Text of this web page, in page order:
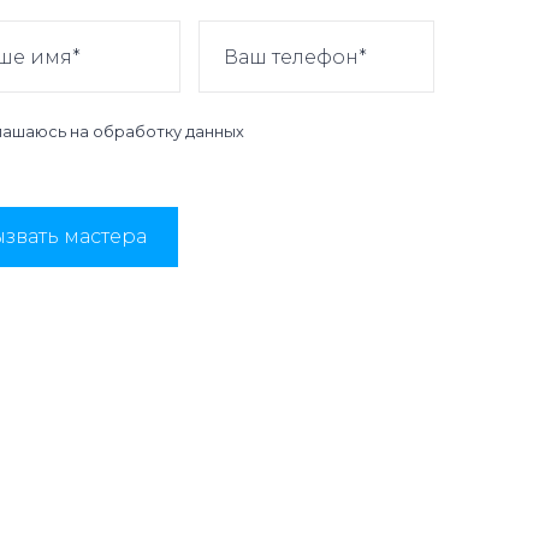
на обработку данных
мастера